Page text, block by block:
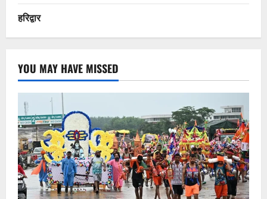
हरिद्वार
YOU MAY HAVE MISSED